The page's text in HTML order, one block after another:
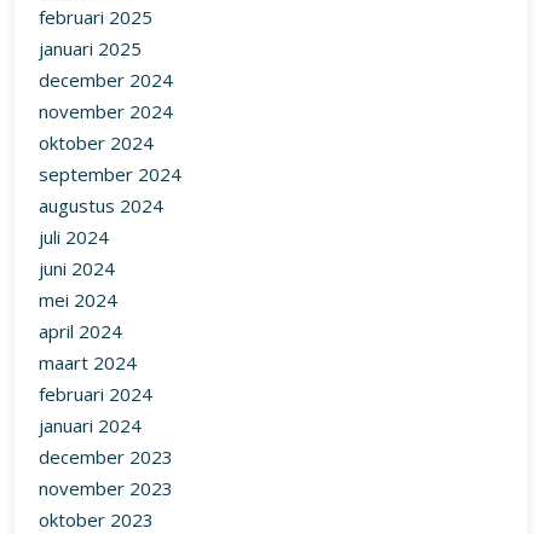
februari 2025
januari 2025
december 2024
november 2024
oktober 2024
september 2024
augustus 2024
juli 2024
juni 2024
mei 2024
april 2024
maart 2024
februari 2024
januari 2024
december 2023
november 2023
oktober 2023